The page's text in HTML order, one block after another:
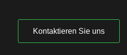
Kontaktieren Sie uns